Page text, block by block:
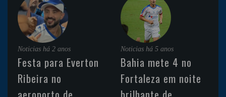
Noticias há 2 anos
Festa para Everton
Ribeira no
Noticias há 5 anos
Bahia mete 4 no
Fortaleza em noite